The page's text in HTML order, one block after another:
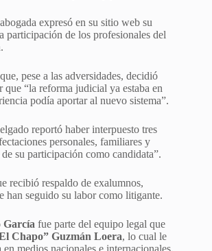
expresó en su sitio web su
participación de los profesionales del
pese a las adversidades, decidió
que “la reforma judicial ya estaba en
podía aportar al nuevo sistema”.
reportó haber interpuesto tres
personales, familiares y
su participación como candidata”.
recibió respaldo de exalumnos,
han seguido su labor como litigante.
García fue parte del equipo legal que
Chapo” Guzmán Loera, lo cual le
medios nacionales e internacionales.